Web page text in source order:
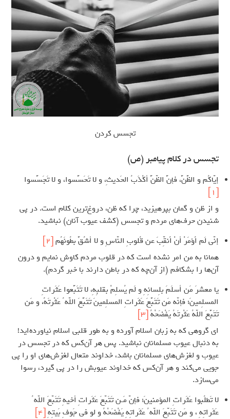
تجسس کردن
تجسس در کلام پیامبر (ص)
إيّاكُم و الظَّنَّ، فإنَّ الظّنَّ أكْذَبُ الحَديثِ، و لا تَحَسَّسوا، و لا تَجَسَّسوا
[1]
و از ظن و گمان بپرهیزید، چرا که ظن، دروغ‌ترین کلام است. در پی
شنیدن حرف‌های مردم و تجسس (کشف عیوب آنان) نباشید.
إنّي لَم اُؤمَرْ أنْ اُنقِّبَ عن قُلوبِ النّاسِ و لا أشُقَّ بطُونَهُم [2]
همانا به من امر نشده است که در قلوب مردم کاوش نمایم و درون
آن‌ها را بشکافم (از آن‌چه که در باطن دارند با خبر گردم).
يا معشرَ مَن أسلَمَ بلِسانِهِ و لَم يُسلِمْ بقلبِهِ، لا تَتَبَّعوا عَثَراتِ
المسلِمينَ؛ فإنّه مَن تَتَبَّعَ عَثَراتِ المسلِمينَ تَتَبَّعَ اللّه ُ عَثْرتَهُ، و مَن
تَتَبَّعَ اللّهُ عَثْرتَهُ يَفْضَحْهُ [3]
ای گروهی که به زبان اسلام آورده و به طور قلبی اسلام نیاورده‌اید!
به دنبال عیوب مسلمانان نباشید. پس هر آن‌کس که در تجسس در
عیوب و لغزش‌های مسلمانان باشد، خداوند متعال لغزش‌های او را پی
جویی می‌کند و هر آن‌کس که خداوند عیوبش را در پی گیرد، رسوا
می‌سازد.
لا تَطلُبوا عَثَراتِ المؤمنينَ؛ فإنّ مَـن تَتَبّعَ عَثَراتِ أخيهِ تَتَبّعَ اللّه ُ
عَثَراتِهِ ، و مَن تَتَبّعَ اللّه ُ عَثَراتِهِ يَفْضَحْهُ و لو في جَوفِ بَيتِهِ [4]